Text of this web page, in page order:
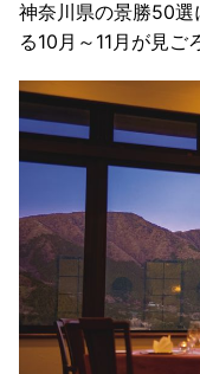
神奈川県の景勝50選
る10月～11月が見ご